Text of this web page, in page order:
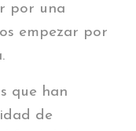
por una
empezar por
que han
de